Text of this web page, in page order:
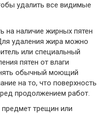
удалить все видимые
на наличие жирных пятен
удаления жира можно
или специальный
пятен от влаги
обычный моющий
на то, что поверхность
продолжением работ.
трещин или